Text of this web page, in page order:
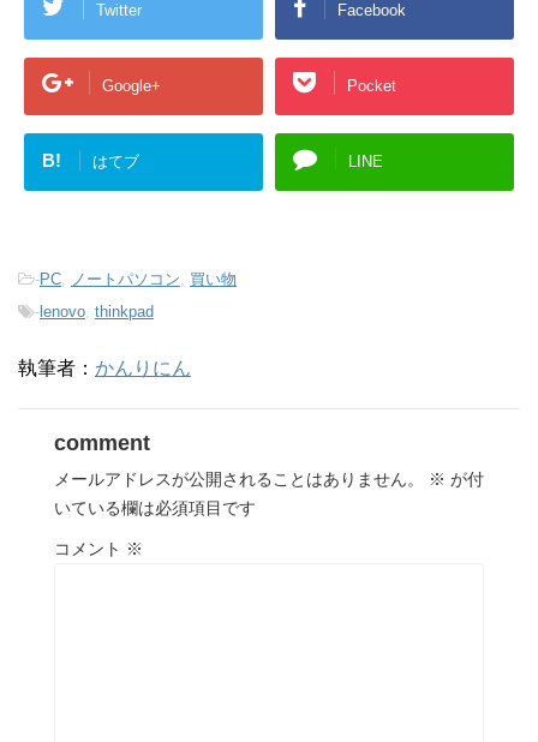
Twitter Facebook
Google+ Pocket
B! はてブ LINE
-PC ノートパソコン
買い物
-lenovo thinkpad
執筆者： かんりにん
comment
メールアドレスが公開されることはありません。 ※ が付
いている欄は必須項目です
コメント ※